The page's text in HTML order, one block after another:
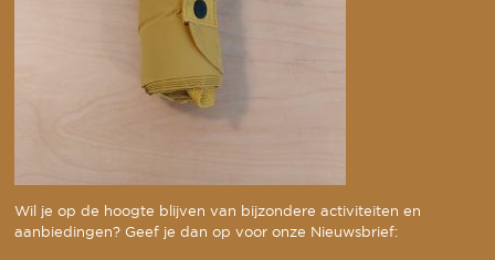
Wil je op de hoogte blijven van bijzondere activiteiten en
aanbiedingen? Geef je dan op voor onze Nieuwsbrief: